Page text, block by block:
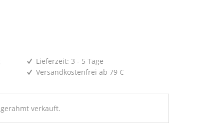
Lieferzeit: 3 - 5 Tage
Versandkostenfrei ab 79 €
verkauft.